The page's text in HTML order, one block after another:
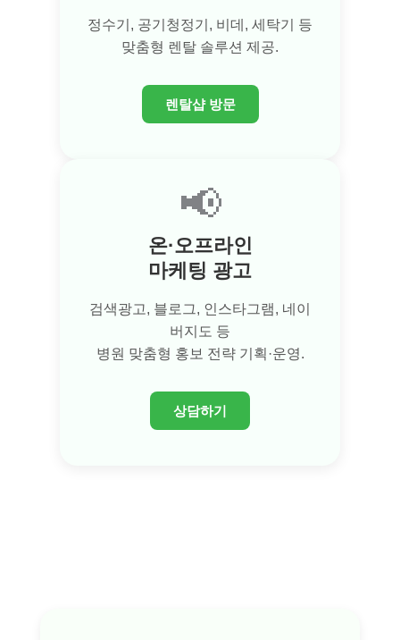
정수기, 공기청정기, 비데, 세탁기 등
맞춤형 렌탈 솔루션 제공.
렌탈샵 방문
📢
온·오프라인
마케팅 광고
검색광고, 블로그, 인스타그램, 네이
버지도 등
병원 맞춤형 홍보 전략 기획·운영.
상담하기